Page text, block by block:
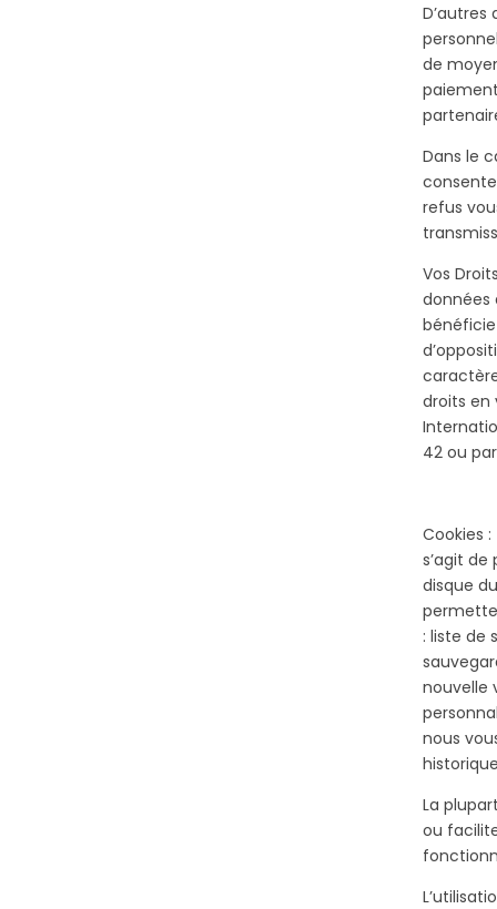
de
Dans le
refus
Vos
données
droits en
42 ou
Cookies
s’agit
disque
: liste de
nouvelle
nous
La
ou